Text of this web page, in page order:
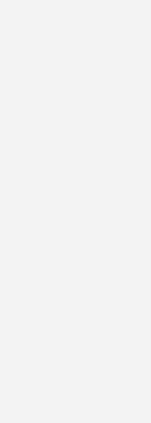
und
und
Luft- und
in weiteren